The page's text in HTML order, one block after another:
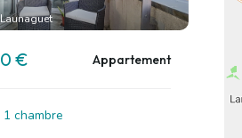
€ Appartement
chambre